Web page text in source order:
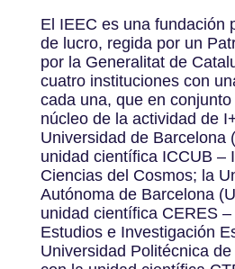
El IEEC es una fundación
de lucro, regida por un
por la Generalitat de
cuatro instituciones con
cada una, que en conjunto
núcleo de la actividad de
Universidad de Barcelona
unidad científica ICCUB –
Ciencias del Cosmos; la
Autónoma de Barcelona
unidad científica CERES
Estudios e Investigación
Universidad Politécnica